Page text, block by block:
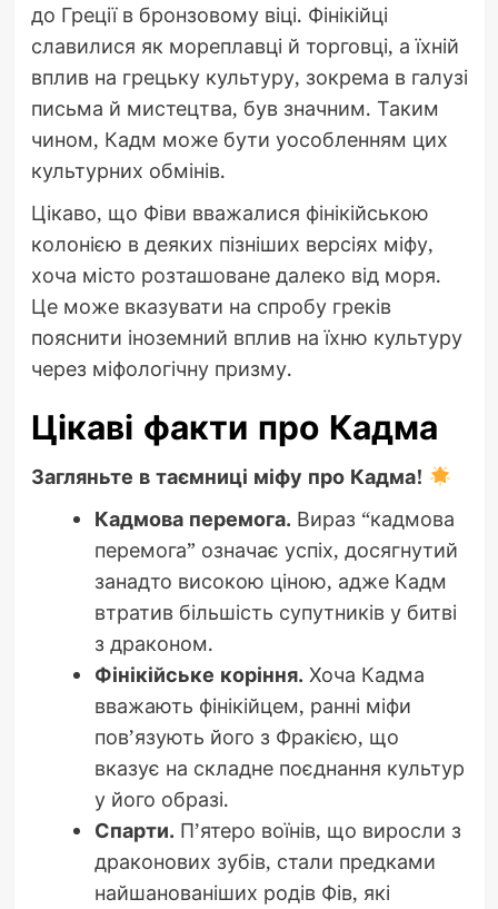
до Греції в бронзовому віці. Фінікійці
славилися як мореплавці й торговці, а їхній
вплив на грецьку культуру, зокрема в галузі
письма й мистецтва, був значним. Таким
чином, Кадм може бути уособленням цих
культурних обмінів.
Цікаво, що Фіви вважалися фінікійською
колонією в деяких пізніших версіях міфу,
хоча місто розташоване далеко від моря.
Це може вказувати на спробу греків
пояснити іноземний вплив на їхню культуру
через міфологічну призму.
Цікаві факти про Кадма
Загляньте в таємниці міфу про Кадма!
Кадмова перемога. Вираз “кадмова
перемога” означає успіх, досягнутий
занадто високою ціною, адже Кадм
втратив більшість супутників у битві
з драконом.
Фінікійське коріння. Хоча Кадма
вважають фінікійцем, ранні міфи
пов’язують його з Фракією, що
вказує на складне поєднання культур
у його образі.
Спарти. П’ятеро воїнів, що виросли з
драконових зубів, стали предками
найшанованіших родів Фів, які